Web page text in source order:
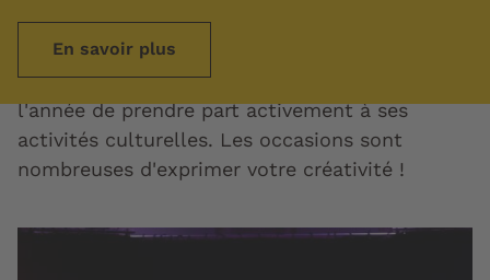
En savoir plus
Mise à jour le :24/09/2025
L'université vous propose tout au long de
l'année de prendre part activement à ses
activités culturelles. Les occasions sont
nombreuses d'exprimer votre créativité !